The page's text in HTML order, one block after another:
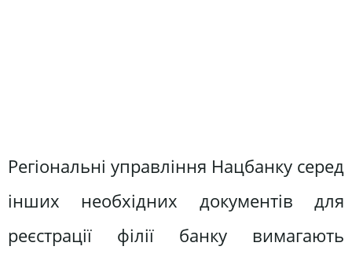
Регіональні управління Нацбанку серед
інших необхідних документів для
реєстрації філії банку вимагають